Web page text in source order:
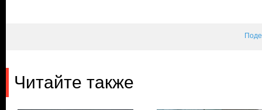
Читайте также